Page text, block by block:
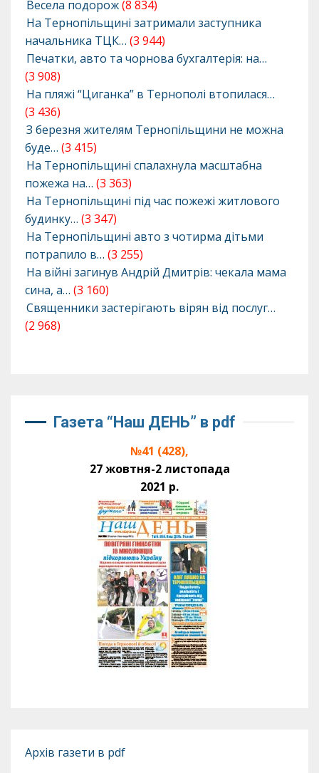
Весела подорож(8 834)
На Тернопільщині затримали заступника
начальника ТЦК… (3 944)
Печатки, авто та чорнова бухгалтерія: на…
(3 908)
На пляжі “Циганка” в Тернополі втопилася…
(3 436)
З березня жителям Тернопільщини не можна
буде… (3 415)
На Тернопільщині спалахнула масштабна
пожежа на… (3 363)
На Тернопільщині під час пожежі житлового
будинку… (3 347)
На Тернопільщині авто з чотирма дітьми
потрапило в… (3 255)
На війні загинув Андрій Дмитрів: чекала мама
сина, а… (3 160)
Священники застерігають вірян від послуг…
(2 968)
Газета “Наш ДЕНЬ” в pdf
№41 (428),
27 жовтня-2 листопада
2021 р.
Архів газети в pdf